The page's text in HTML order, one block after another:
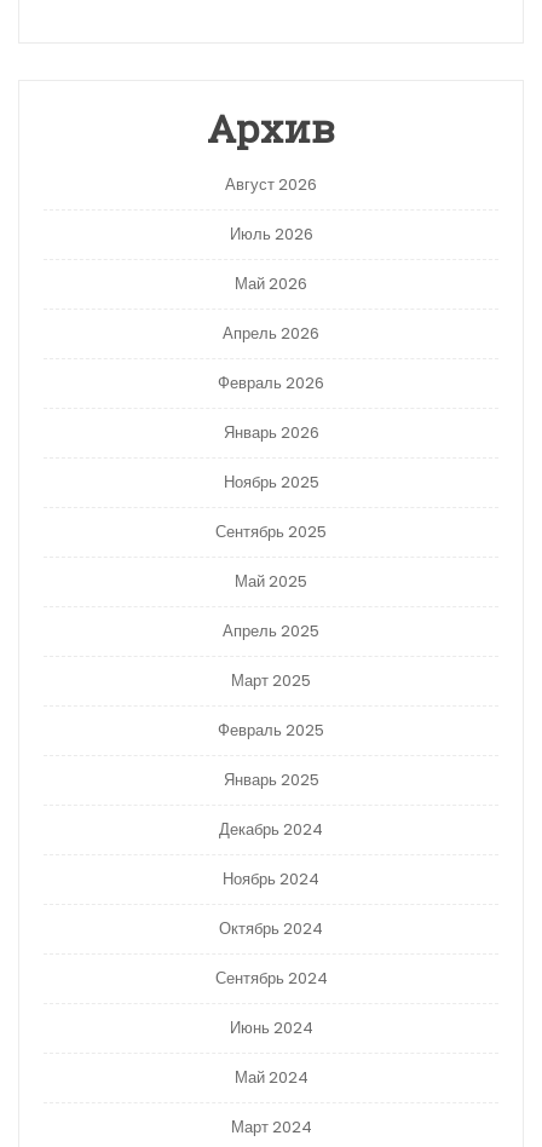
Архив
Август 2026
Июль 2026
Май 2026
Апрель 2026
Февраль 2026
Январь 2026
Ноябрь 2025
Сентябрь 2025
Май 2025
Апрель 2025
Март 2025
Февраль 2025
Январь 2025
Декабрь 2024
Ноябрь 2024
Октябрь 2024
Сентябрь 2024
Июнь 2024
Май 2024
Март 2024